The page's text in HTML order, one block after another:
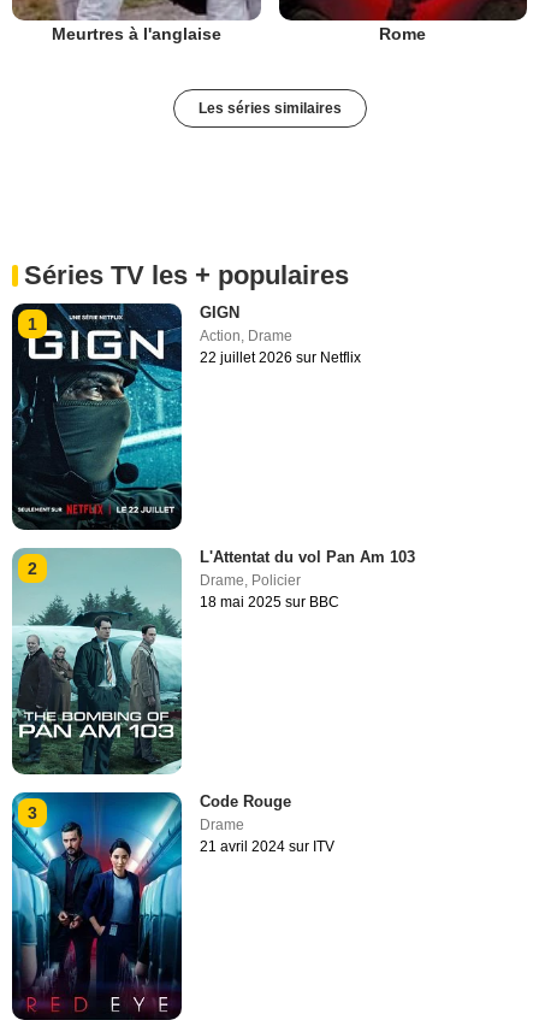
Meurtres à l'anglaise Rome
Les séries similaires
Séries TV les + populaires
1
GIGN
Action Drame
22 juillet 2026 sur Netflix
2
L'Attentat du vol Pan Am 103
Drame, Policier
18 mai 2025 sur BBC
3
Code Rouge
Drame
21 avril 2024 sur ITV